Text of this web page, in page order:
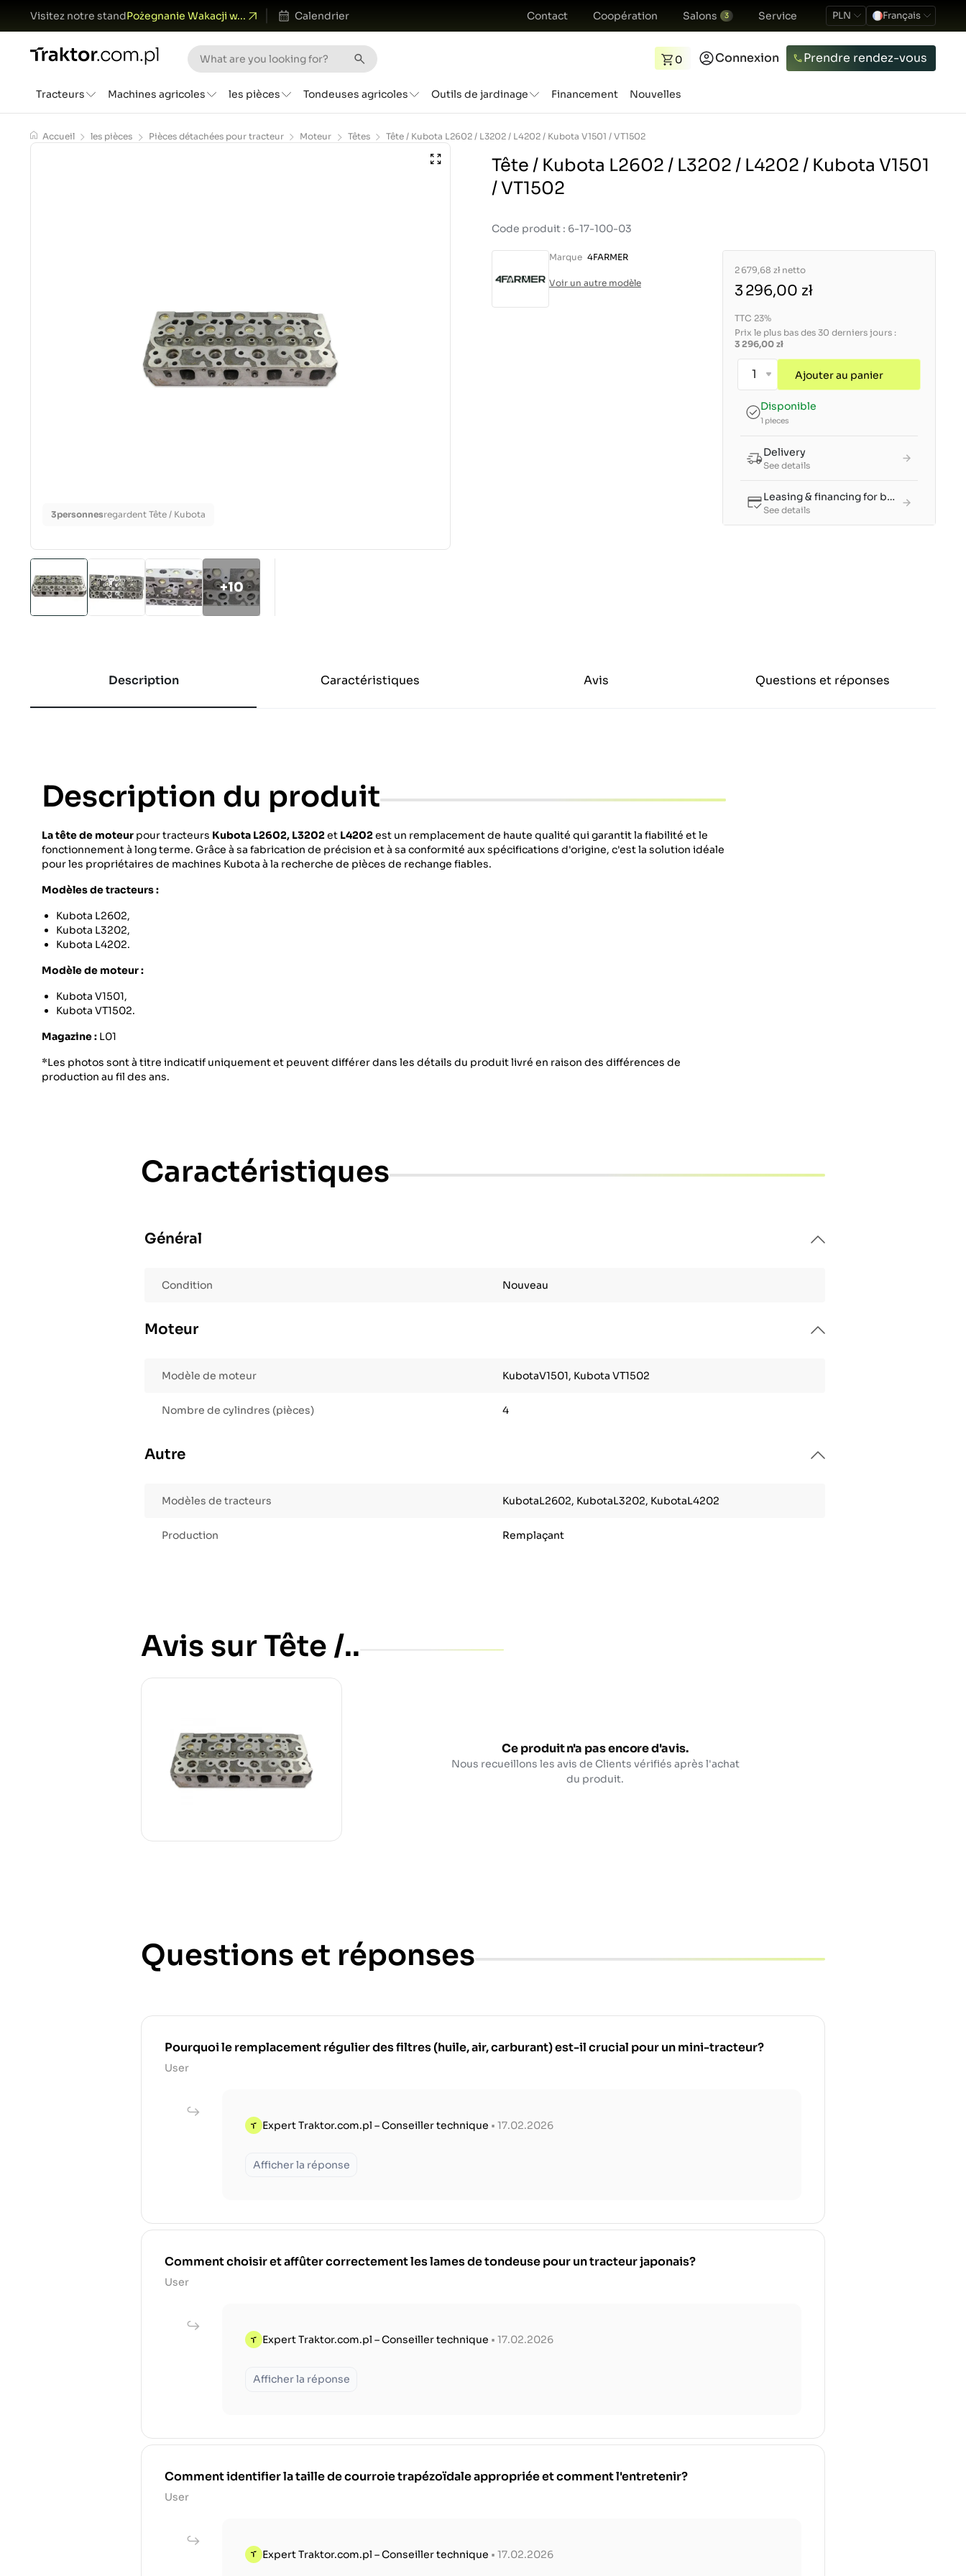
Visitez notre standPożegnanie Wakacji w... Calendrier Contact Coopération Salons 3 Service PLN Français
0 Connexion Prendre rendez-vous
Tracteurs Machines agricoles les pièces Tondeuses agricoles Outils de jardinage Financement Nouvelles
Accueil les pièces Pièces détachées pour tracteur Moteur Têtes Tête / Kubota L2602 / L3202 / L4202 / Kubota V1501 / VT1502
3personnesregardent Tête / Kubota
+10
Tête / Kubota L2602 / L3202 / L4202 / Kubota V1501
/ VT1502
Code produit : 6-17-100-03
Marque 4FARMER
Voir un autre modèle
2 679,68 zł netto
3 296,00 zł
TTC 23%
Prix le plus bas des 30 derniers jours :
3 296,00 zł
Ajouter au panier
Disponible
1 pieces
Delivery
See details
Leasing & financing for businesses
See details
Description Caractéristiques Avis Questions et réponses
Description du produit
La tête de moteur pour tracteurs Kubota L2602, L3202et L4202est un remplacement de haute qualité qui garantit la fiabilité et le
fonctionnement à long terme. Grâce à sa fabrication de précision et à sa conformité aux spécifications d'origine, c'est la solution idéale
pour les propriétaires de machines Kubota à la recherche de pièces de rechange fiables.
Modèles de tracteurs :
Kubota L2602,
Kubota L3202,
Kubota L4202.
Modèle de moteur :
Kubota V1501,
Kubota VT1502.
Magazine : L01
*Les photos sont à titre indicatif uniquement et peuvent différer dans les détails du produit livré en raison des différences de
production au fil des ans.
Caractéristiques
Général
Condition Nouveau
Moteur
Modèle de moteur KubotaV1501, Kubota VT1502
Nombre de cylindres (pièces) 4
Autre
Modèles de tracteurs KubotaL2602, KubotaL3202, KubotaL4202
Production Remplaçant
Avis sur Tête /..
Ce produit n'a pas encore d'avis.
Nous recueillons les avis de Clients vérifiés après l'achat
du produit.
Questions et réponses
Pourquoi le remplacement régulier des filtres (huile, air, carburant) est-il crucial pour un mini-tracteur?
User
Expert Traktor.com.pl – Conseiller technique • 17.02.2026
Afficher la réponse
Comment choisir et affûter correctement les lames de tondeuse pour un tracteur japonais?
User
Expert Traktor.com.pl – Conseiller technique • 17.02.2026
Afficher la réponse
Comment identifier la taille de courroie trapézoïdale appropriée et comment l'entretenir?
User
Expert Traktor.com.pl – Conseiller technique • 17.02.2026